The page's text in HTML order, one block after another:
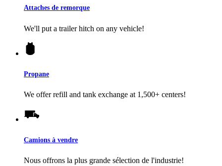
Attaches de remorque
We'll put a trailer hitch on any vehicle!
Propane
We offer refill and tank exchange at 1,500+ centers!
Camions à vendre
Nous offrons la plus grande sélection de l'industrie!